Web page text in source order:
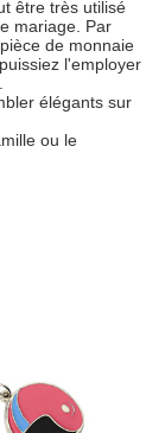
être très utilisé
mariage. Par
de monnaie
l'employer
élégants sur
ou le